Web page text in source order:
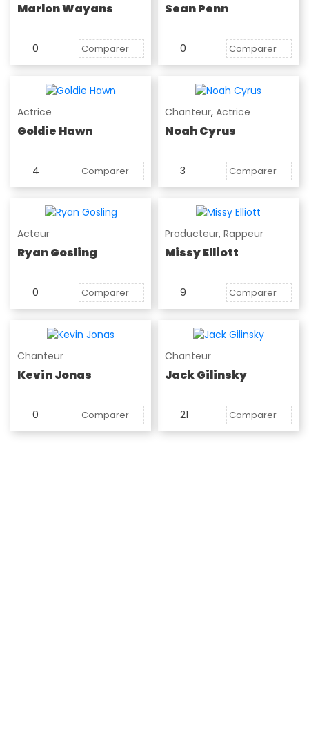
Marlon Wayans
0 Comparer
Sean Penn
0 Comparer
Actrice
Goldie Hawn
4 Comparer
Chanteur, Actrice
Noah Cyrus
3 Comparer
Acteur
Ryan Gosling
0 Comparer
Producteur, Rappeur
Missy Elliott
9 Comparer
Chanteur
Kevin Jonas
0 Comparer
Chanteur
Jack Gilinsky
21 Comparer